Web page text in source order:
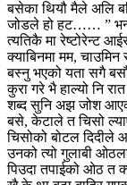
बसेका थियौ मैले अलि
जोडले हो हट…… ” भन्दै
त्यतिकै मा रेष्टोरेन्ट
क्याबिनमा मम,
बस्नु भएको यता सगै
कुरा गरे भै हाल्यो नि
शब्द सुनि अझ जोश
बसे, केटाले त चिसो
चिसोको बोटल दिदीले
उनको त्यो गुलाबी
पिउदा तपाईको ओठ त